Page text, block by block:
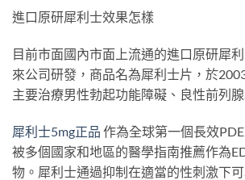
進口原研犀利士效果怎樣
目前市面國內市面上流通的進口原研犀
來公司研發，商品名為犀利士片，於
主要治療男性勃起功能障礙、良性前列腺
犀利士5mg正品 作為全球第一個長效
被多個國家和地區的醫學指南推薦作為
物。犀利士通過抑制在適當的性刺激下